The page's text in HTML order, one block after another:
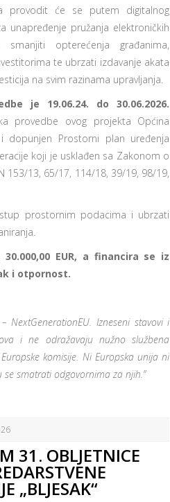
provodit će se putem digitalnog
unapređenje pružanja elektroničkih
opterećenja građanima,
te ubrzati izdavanje akata
na svim razinama upravljanja.
je 19.06.24. do 30.06.2026.
provedbe ovog projekta Općina
dopunjen Prostorni plan uređenja
koji je usklađen sa Zakonom o
153/13, 65/17, 114/18, 39/19, 98/19,
prostornim podacima i ubrzati
EUR, a financira se iz
i otpornost.
NextGenerationEU. Izneseni stavovi i
i ne odražavaju nužno službena
komisije. Ni Europska unija ni
smatrati odgovornima za njih.”
31. OBLJETNICE
„BLJESAK“